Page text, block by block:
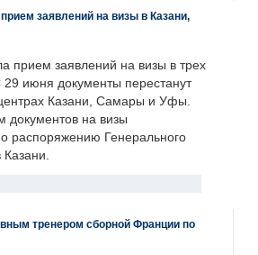
заявлений на визы в Казани,
прием заявлений на визы в трех
29 июня документы перестанут
Казани, Самары и Уфы.
документов на визы
распоряжению Генерального
Казани.
тренером сборной Франции по